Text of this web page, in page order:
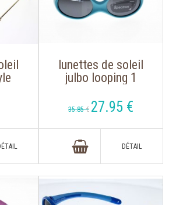
lunettes de soleil
julbo looping 1
35.85 € 27.95 €